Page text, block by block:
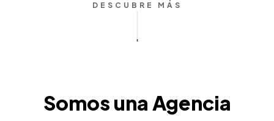
DESCUBRE MÁS
Somos una Agencia